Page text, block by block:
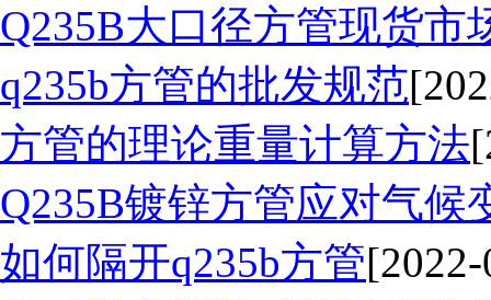
Q235B大口径方管现货市
q235b方管的批发规范
方管的理论重量计算方法
Q235B镀锌方管应对气
如何隔开q235b方管